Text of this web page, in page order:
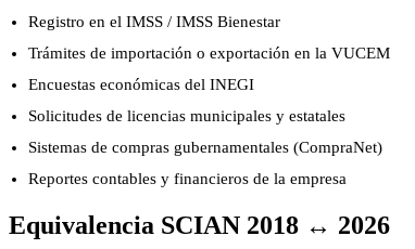
Registro en el IMSS / IMSS Bienestar
Trámites de importación o exportación en la VUCEM
Encuestas económicas del INEGI
Solicitudes de licencias municipales y estatales
Sistemas de compras gubernamentales (CompraNet)
Reportes contables y financieros de la empresa
Equivalencia SCIAN 2018 ↔ 2026